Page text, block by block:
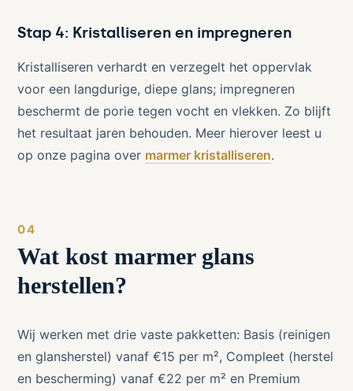
Stap 4: Kristalliseren en impregneren
Kristalliseren verhardt en verzegelt het oppervlak
voor een langdurige, diepe glans; impregneren
beschermt de porie tegen vocht en vlekken. Zo blijft
het resultaat jaren behouden. Meer hierover leest u
op onze pagina over marmer kristalliseren.
Wat kost marmer glans
herstellen?
Wij werken met drie vaste pakketten: Basis (reinigen
en glansherstel) vanaf €15 per m², Compleet (herstel
en bescherming) vanaf €22 per m² en Premium